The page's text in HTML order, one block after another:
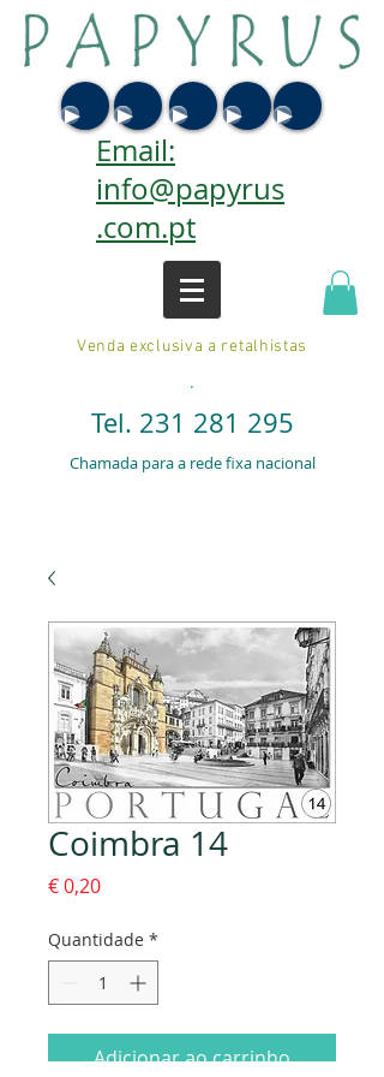
Email:
info@papyrus
.com.pt
Venda exclusiva a retalhistas
.
Tel. 231 281 295
Chamada para a rede fixa nacional
Coimbra 14
€ 0,20Preço
Quantidade *
Adicionar ao carrinho